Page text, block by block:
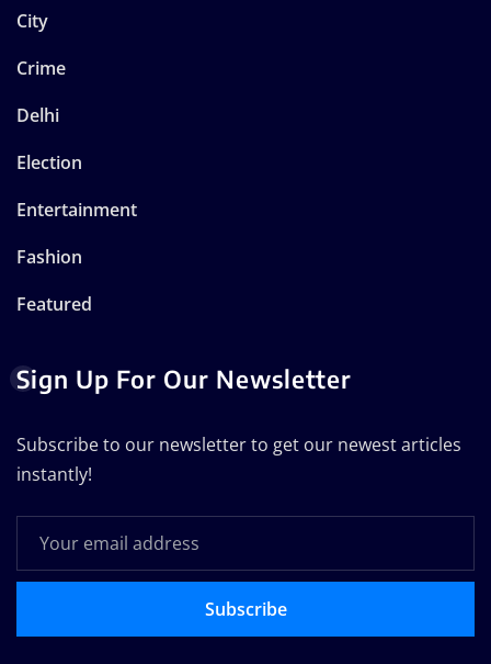
City
Crime
Delhi
Election
Entertainment
Fashion
Featured
Sign Up For Our Newsletter
Subscribe to our newsletter to get our newest articles
instantly!
Subscribe